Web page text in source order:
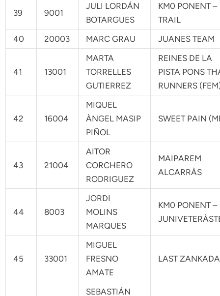
39 9001
JULI LORDÁN
BOTARGUES
KM0 PONENT –
TRAIL
40
20003 MARC GRAU JUANES TEAM
41 13001
MARTA
TORRELLES
GUTIERREZ
REINES DE LA
PISTA PONS
RUNNERS
42 16004
MIQUEL
ÀNGEL MASIP
PIÑOL
SWEET PAIN
43 21004
AITOR
CORCHERO
RODRIGUEZ
MAIPAREM
ALCARRÀS
44 8003
JORDI
MOLINS
MARQUES
KM0 PONENT –
45 33001
MIGUEL
FRESNO
AMATE
LAST ZANKADA
SEBASTIÁN